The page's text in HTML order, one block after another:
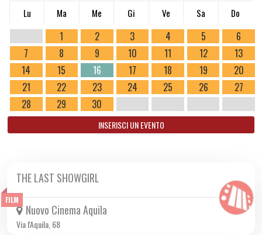
Lu Ma Me Gi Ve Sa Do
1 2 3 4 5
6
7
8 9 10 11 12
13
14
15 16 17 18 19
20
21
22 23 24 25 26
27
28
29 30
INSERISCI UN EVENTO
FILM
DA GIO 03/04 A MER 16/04 2025
THE LAST SHOWGIRL
Nuovo Cinema Aquila
Via l'Aquila, 68